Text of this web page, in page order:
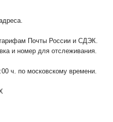
Почты России и СДЭК.
и номер для отслеживания.
ч. по московскому времени.